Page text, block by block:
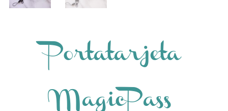
Portatarjeta
MagicPass